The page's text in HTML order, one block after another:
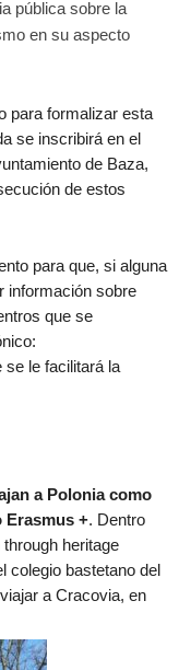
pública sobre la
en su aspecto
para formalizar esta
se inscribirá en el
de Baza,
de estos
para que, si alguna
información sobre
que se
se le facilitará la
a Polonia como
Erasmus +. Dentro
heritage
colegio bastetano del
a Cracovia, en